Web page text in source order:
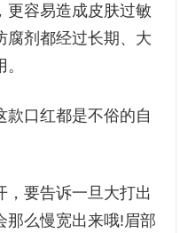
更容易造成皮肤过敏
腐剂都经过长期、大
款口红都是不俗的自
，要告诉一旦大打出
那么慢宽出来哦!眉部